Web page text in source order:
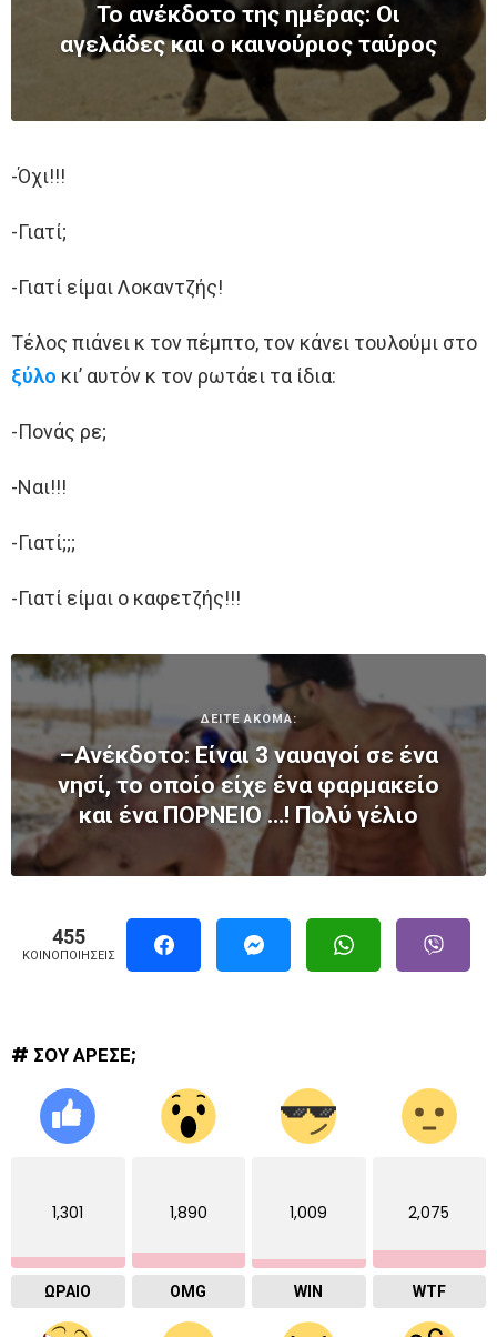
Το ανέκδοτο της ημέρας: Οι
αγελάδες και ο καινούριος ταύρος
-Όχι!!!
-Γιατί;
-Γιατί είμαι Λοκαντζής!
Τέλος πιάνει κ τον πέμπτο, τον κάνει τουλούμι στο
ξύλο κι’ αυτόν κ τον ρωτάει τα ίδια:
-Πονάς ρε;
-Ναι!!!
-Γιατί;;;
-Γιατί είμαι ο καφετζής!!!
ΔΕΙΤΕ ΑΚΟΜΑ:
–Ανέκδοτο: Είναι 3 ναυαγοί σε ένα
νησί, το οποίο είχε ένα φαρμακείο
και ένα ΠOΡNEΙO …! Πολύ γέλιο
455
ΚΟΙΝΟΠΟΙΉΣΕΙΣ
# ΣΟΥ ΑΡΕΣΕ;
1,301
ΩΡΑΙΟ
1,890
OMG
1,009
WIN
2,075
WTF